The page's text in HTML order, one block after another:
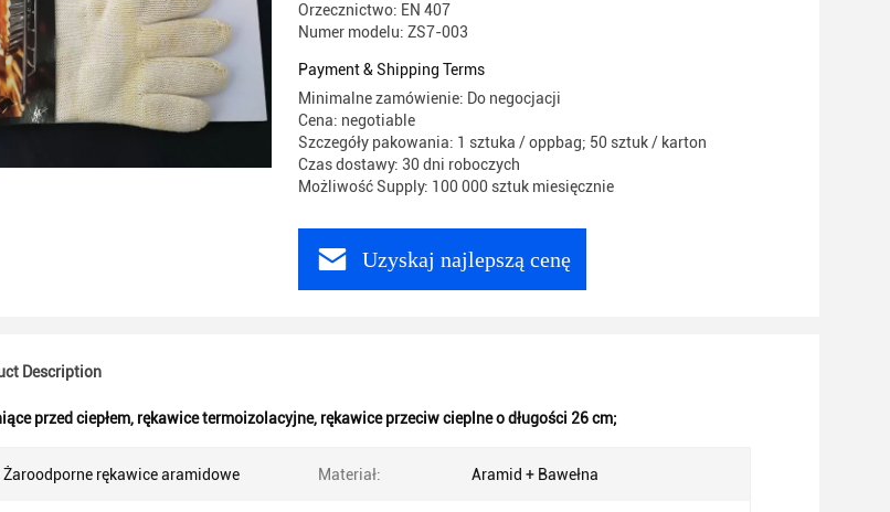
Orzecznictwo: EN 407
Numer modelu: ZS7-003
Payment & Shipping Terms
Minimalne zamówienie: Do negocjacji
Cena: negotiable
Szczegóły pakowania: 1 sztuka / oppbag; 50 sztuk / karton
Czas dostawy: 30 dni roboczych
Możliwość Supply: 100 000 sztuk miesięcznie
Uzyskaj najlepszą cenę
Description
przed ciepłem, rękawice termoizolacyjne, rękawice przeciw cieplne o długości 26 cm;
Żaroodporne rękawice aramidowe Materiał: Aramid + Bawełna